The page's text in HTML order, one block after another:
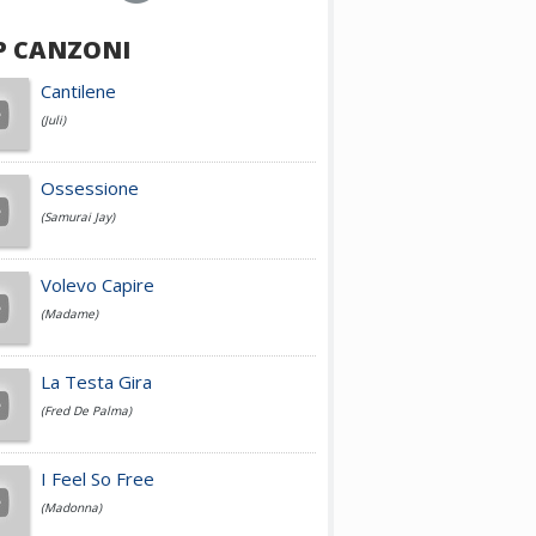
Achille Lauro
Cesare Cremonini
Jovanotti
Fedez
Simone Cristicchi
CANZONI
Cantilene
(Juli)
Ossessione
(Samurai Jay)
Volevo Capire
(Madame)
La Testa Gira
(Fred De Palma)
I Feel So Free
(Madonna)